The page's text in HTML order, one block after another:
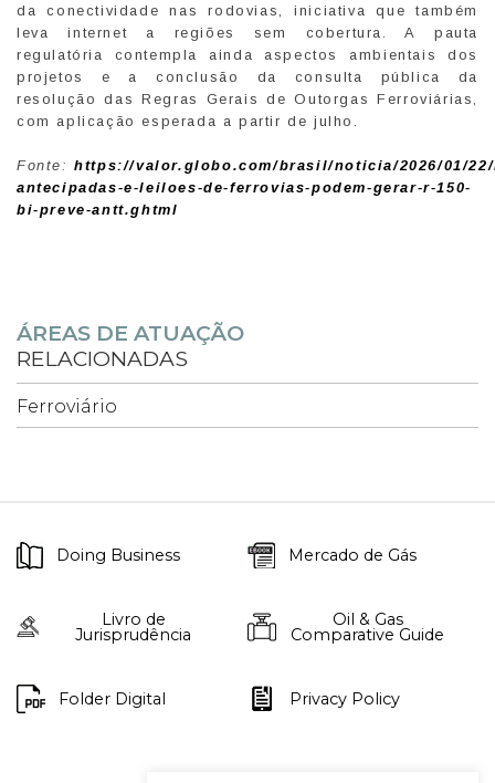
da conectividade nas rodovias, iniciativa que também
leva internet a regiões sem cobertura. A pauta
regulatória contempla ainda aspectos ambientais dos
projetos e a conclusão da consulta pública da
resolução das Regras Gerais de Outorgas Ferroviárias,
com aplicação esperada a partir de julho.
Fonte:https://valor.globo.com/brasil/noticia/2026/01/22/
antecipadas-e-leiloes-de-ferrovias-podem-gerar-r-150-
bi-preve-antt.ghtml
ÁREAS DE ATUAÇÃO
RELACIONADAS
Ferroviário
Doing Business Mercado de Gás
Livro de
Jurisprudência
Oil & Gas
Comparative Guide
Folder Digital Privacy Policy